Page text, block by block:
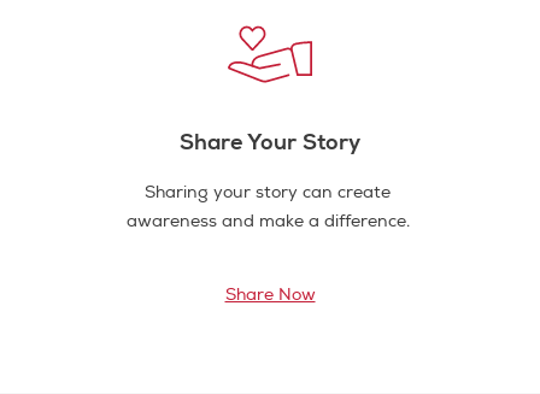
Share Your Story
Sharing your story can create
awareness and make a difference.
Share Now